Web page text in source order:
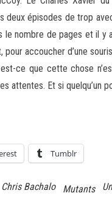
deux épisodes de trop
nombre de pages et il y
accoucher d’une
ce que cette chose
attentes. Et si quelqu’un
Tumblr
Chris Bachalo Mutants